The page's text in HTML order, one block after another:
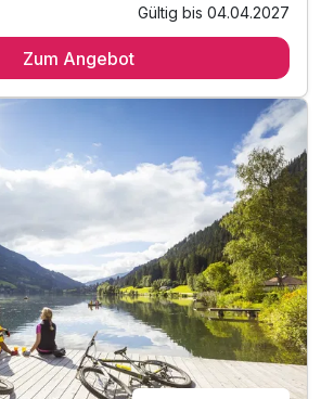
vom Buffet
& Ruheraum
Hotel
Gültig bis 04.04.2027
Zum Angebot